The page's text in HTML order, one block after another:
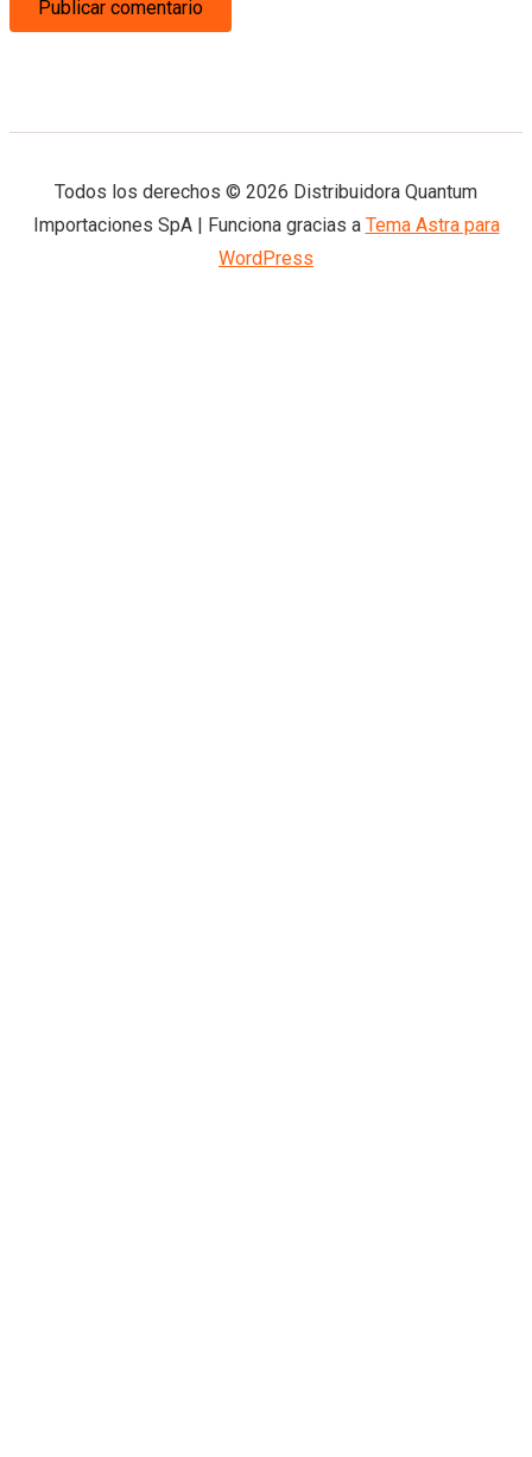
Todos los derechos © 2026 Distribuidora Quantum
Importaciones SpA | Funciona gracias a Tema Astra para
WordPress